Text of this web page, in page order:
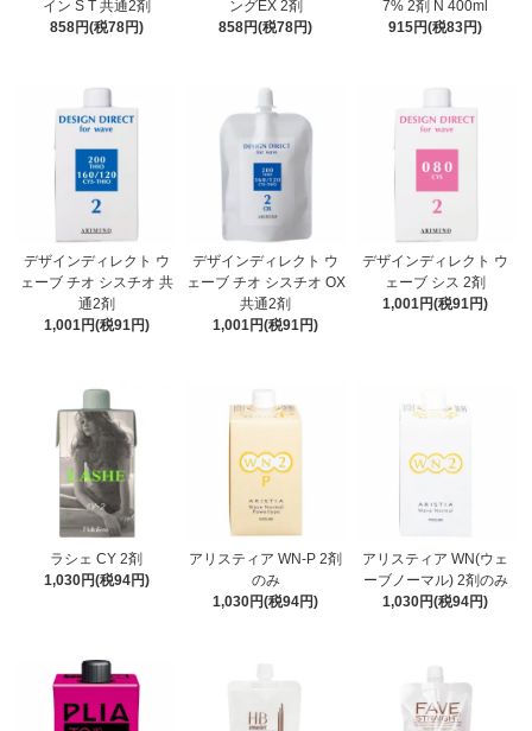
イン S T 共通2剤
858円(税78円)
ングEX 2剤
858円(税78円)
7% 2剤 N 400ml
915円(税83円)
デザインディレクト ウ
ェーブ チオ シスチオ 共
通2剤
1,001円(税91円)
デザインディレクト ウ
ェーブ チオ シスチオ OX
共通2剤
1,001円(税91円)
デザインディレクト ウ
ェーブ シス 2剤
1,001円(税91円)
ラシェ CY 2剤
1,030円(税94円)
アリスティア WN-P 2剤
のみ
1,030円(税94円)
アリスティア WN(ウェ
ーブノーマル) 2剤のみ
1,030円(税94円)